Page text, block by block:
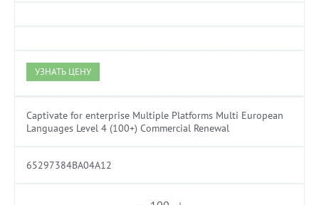
УЗНАТЬ ЦЕНУ
Captivate for enterprise Multiple Platforms Multi European
Languages Level 4 (100+) Commercial Renewal
65297384BA04A12